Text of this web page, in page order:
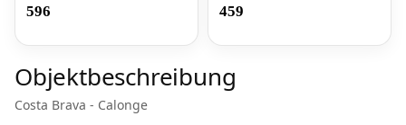
596 459
Objektbeschreibung
Costa Brava - Calonge